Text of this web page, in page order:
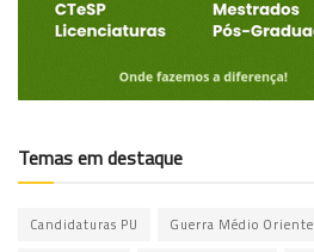
Temas em destaque
Candidaturas PU Guerra Médio Oriente